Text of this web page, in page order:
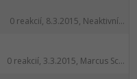
0 reakcií, 8.3.2015, Neaktivní...
0 reakcií, 3.3.2015, Marcus Sc...